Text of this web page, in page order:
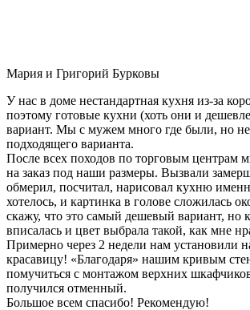
Мария и Григорий Бурковы
У нас в доме нестандартная кухня из-за
поэтому готовые кухни (хоть они и
вариант. Мы с мужем много где были, но
подходящего варианта.
После всех походов по торговым центрам
на заказ под наши размеры. Вызвали
обмерил, посчитал, нарисовал кухню
хотелось, и картинка в голове сложилась
скажу, что это самый дешевый вариант, но
вписалась и цвет выбрала такой, как мне
Примерно через 2 недели нам установили
красавицу! «Благодаря» нашим кривым
помучиться с монтажом верхних
получился отменный.
Большое всем спасибо! Рекомендую!